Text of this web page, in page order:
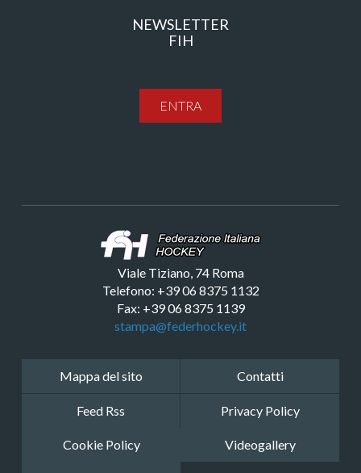
NEWSLETTER
FIH
ENTRA
Viale Tiziano, 74 Roma
Telefono: +39 06 8375 1132
Fax: +39 06 8375 1139
stampa@federhockey.it
Mappa del sito Contatti
Feed Rss Privacy Policy
Cookie Policy Videogallery